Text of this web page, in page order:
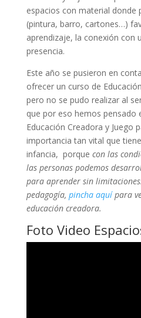
espacios con material donde
(pintura, barro, cartones…)
aprendizaje, la conexión con
presencia.
Este año se pusieron en
ofrecer un curso de
pero no se pudo realizar al
que por eso hemos pensado
Educación Creadora y Juego
importancia tan vital que
infancia, porque con las
las personas podemos
para aprender sin
pedagogía, pincha aquípara
educación creadora.
Foto Video